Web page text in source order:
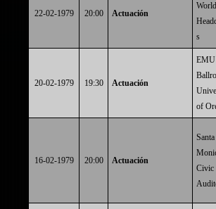
22-02-1979 20:00 Actuación
World
s
20-02-1979 19:30 Actuación
EMU
of
16-02-1979 20:00 Actuación
Santa
Civic